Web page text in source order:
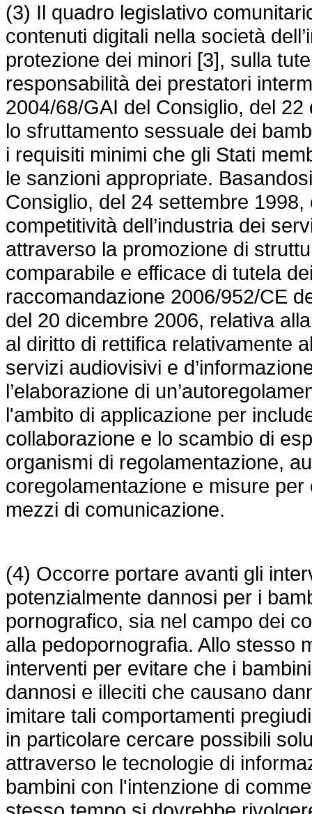
(3) Il quadro legislativo
contenuti digitali nella società
protezione dei minori [3], sulla
responsabilità dei prestatori
2004/68/GAI del Consiglio, del 22
lo sfruttamento sessuale dei
i requisiti minimi che gli Stati
le sanzioni appropriate.
Consiglio, del 24 settembre
competitività dell’industria dei
attraverso la promozione di
comparabile e efficace di tutela
raccomandazione 2006/952/CE
del 20 dicembre 2006, relativa
al diritto di rettifica relativamente
servizi audiovisivi e
l’elaborazione di
l'ambito di applicazione per
collaborazione e lo scambio di
organismi di regolamentazione,
coregolamentazione e misure
mezzi di comunicazione.
(4) Occorre portare avanti gli
potenzialmente dannosi per i
pornografico, sia nel campo dei
alla pedopornografia. Allo stesso
interventi per evitare che i
dannosi e illeciti che causano
imitare tali comportamenti
in particolare cercare possibili
attraverso le tecnologie di
bambini con l'intenzione di